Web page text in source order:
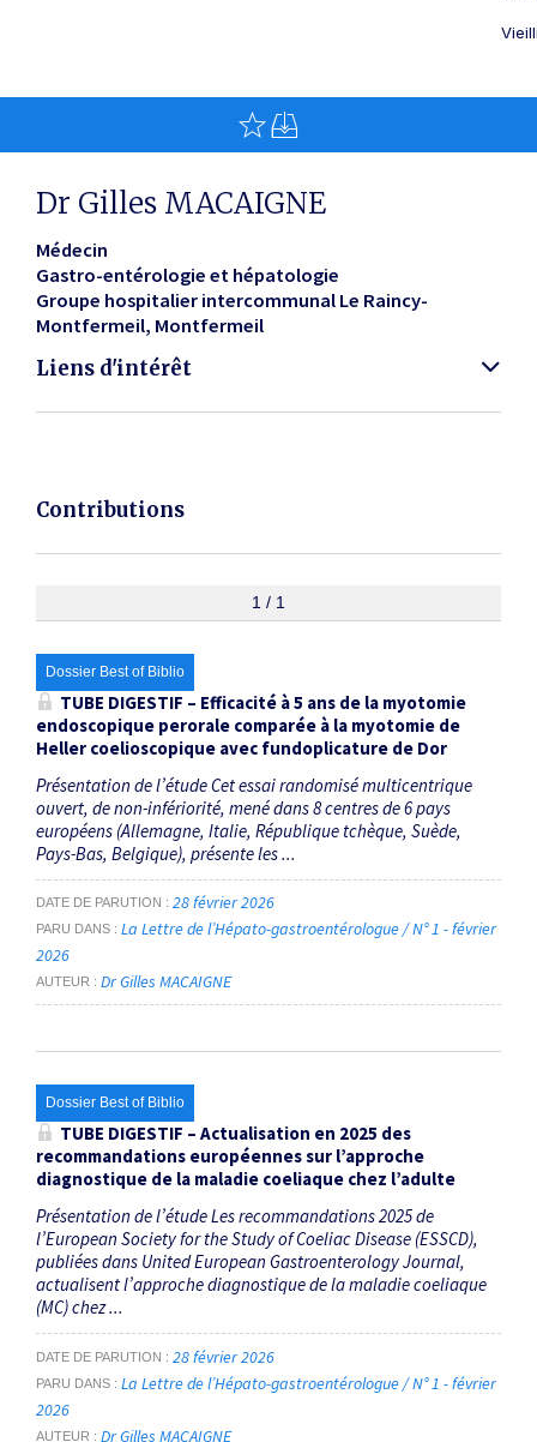
Dr Gilles MACAIGNE
Médecin
Gastro-entérologie et hépatologie
Groupe hospitalier intercommunal Le Raincy-
Montfermeil Montfermeil
Liens d'intérêt
Contributions
1 / 1
Dossier Best of Biblio
TUBE DIGESTIF – Efficacité à 5 ans de la myotomie
endoscopique perorale comparée à la myotomie de
Heller coelioscopique avec fundoplicature de Dor
Présentation de l’étude Cet essai randomisé multicentrique
ouvert, de non-infériorité, mené dans 8 centres de 6 pays
européens (Allemagne, Italie, République tchèque, Suède,
Pays-Bas, Belgique), présente les ...
DATE DE PARUTION 28 février 2026
PARU DANS
La Lettre de l’Hépato-gastroentérologue / N° 1 - février
2026
AUTEUR Dr Gilles MACAIGNE
Dossier Best of Biblio
TUBE DIGESTIF – Actualisation en 2025 des
recommandations européennes sur l’approche
diagnostique de la maladie coeliaque chez l’adulte
Présentation de l’étude Les recommandations 2025 de
l’European Society for the Study of Coeliac Disease (ESSCD),
publiées dans United European Gastroenterology Journal,
actualisent l’approche diagnostique de la maladie coeliaque
(MC) chez ...
DATE DE PARUTION 28 février 2026
PARU DANS
La Lettre de l’Hépato-gastroentérologue / N° 1 - février
2026
AUTEUR Dr Gilles MACAIGNE